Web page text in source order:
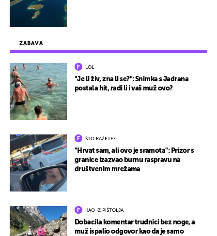
ZABAVA
LOL
"Je li živ, zna li se?": Snimka s Jadrana
postala hit, radi li i vaš muž ovo?
ŠTO KAŽETE?
"Hrvat sam, ali ovo je sramota": Prizor s
granice izazvao burnu raspravu na
društvenim mrežama
KAO IZ PIŠTOLJA
Dobacila komentar trudnici bez noge, a
muž ispalio odgovor kao da je samo